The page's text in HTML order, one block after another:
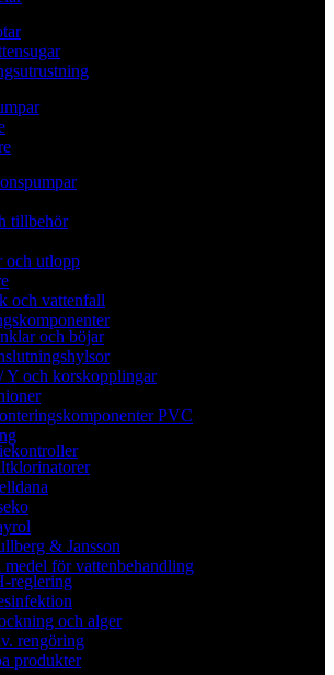
tillbehör
och utlopp
och vattenfall
och böjar
Y och korskopplingar
PVC
& Jansson
medel för vattenbehandling
reglering
och alger
rengöring
produkter